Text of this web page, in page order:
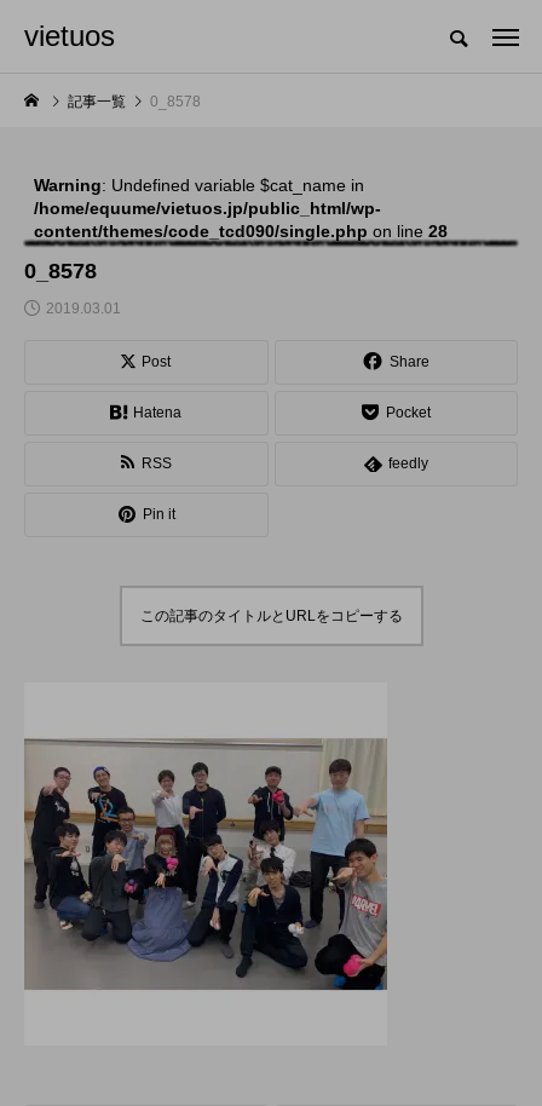
国内のジャグリング情報を収集・整理・発信するメディア
NEW POST
舞台
show~」、第２回公
いジャグリングの舞
2020.08.18
北海道 東北 関東 中部
四国 中国 九州 沖縄
オンライン ボール クラブ
ディアボロ スティック デビルスティック
vietuos
記事一覧 0_8578
Warning: Undefined variable $cat_name in
/home/equume/vietuos.jp/public_html/wp-
content/themes/code_tcd090/single.php on line 28
0_8578
2019.03.01
Post Share
Hatena Pocket
RSS feedly
Pin it
この記事のタイトルとURLをコピーする